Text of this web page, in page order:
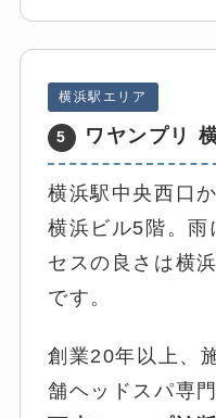
横浜駅エリア
5 ワヤンプリ
横浜駅中央西口
横浜ビル5階。雨
セスの良さは横
です。
創業20年以上、
舗ヘッドスパ専